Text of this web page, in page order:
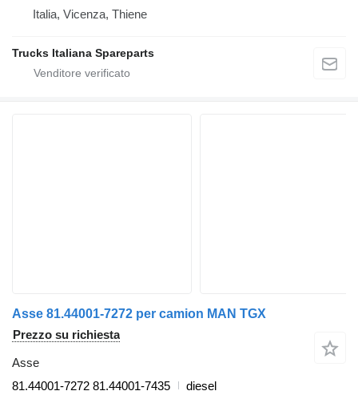
Italia, Vicenza, Thiene
Trucks Italiana Spareparts
Asse 81.44001-7272 per camion MAN TGX
Prezzo su richiesta
Asse
81.44001-7272 81.44001-7435
diesel